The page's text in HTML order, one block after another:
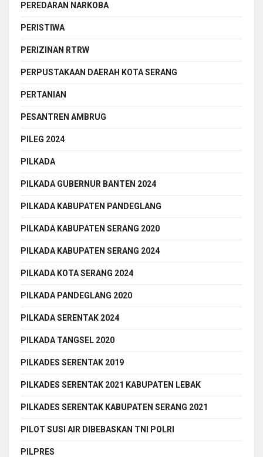
PEREDARAN NARKOBA
PERISTIWA
PERIZINAN RTRW
PERPUSTAKAAN DAERAH KOTA SERANG
PERTANIAN
PESANTREN AMBRUG
PILEG 2024
PILKADA
PILKADA GUBERNUR BANTEN 2024
PILKADA KABUPATEN PANDEGLANG
PILKADA KABUPATEN SERANG 2020
PILKADA KABUPATEN SERANG 2024
PILKADA KOTA SERANG 2024
PILKADA PANDEGLANG 2020
PILKADA SERENTAK 2024
PILKADA TANGSEL 2020
PILKADES SERENTAK 2019
PILKADES SERENTAK 2021 KABUPATEN LEBAK
PILKADES SERENTAK KABUPATEN SERANG 2021
PILOT SUSI AIR DIBEBASKAN TNI POLRI
PILPRES